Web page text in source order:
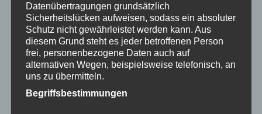
„Klamotten im Offroadpark“, was trägst Du?
Die Würfel sind gefallen…
When the shit hits the fan…der Fluchtrucksack
Hilfe für die Ukraine, auch wir haben geholfen
bevor Du die Alpen befährst
sehr enttäuschend…Akaso Brave 7 Action Cam
5 Jahre Can Am Outlander 400 Max EFI…
Datenübertragungen grundsätzlich
Sicherheitslücken aufweisen, sodass ein absoluter
Schutz nicht gewährleistet werden kann. Aus
diesem Grund steht es jeder betroffenen Person
frei, personenbezogene Daten auch auf
alternativen Wegen, beispielsweise telefonisch, an
uns zu übermitteln.
Begriffsbestimmungen